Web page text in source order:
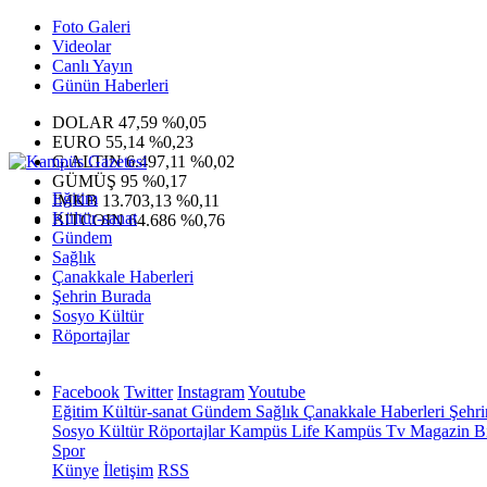
Foto Galeri
Videolar
Canlı Yayın
Günün Haberleri
DOLAR 47,59 %0,05
EURO 55,14 %0,23
G.ALTIN6.497,11 %0,02
GÜMÜŞ 95 %0,17
IMKB 13.703,13 %0,11
BITCOIN64.686 %0,76
Eğitim
Kültür-sanat
Gündem
Sağlık
Çanakkale Haberleri
Şehrin Burada
Sosyo Kültür
Röportajlar
Facebook Twitter InstagramYoutube
Eğitim Kültür-sanat Gündem Sağlık Çanakkale Haberleri
Sosyo KültürRöportajlarKampüs Life Kampüs Tv Magazin
Spor
Künye İletişim RSS